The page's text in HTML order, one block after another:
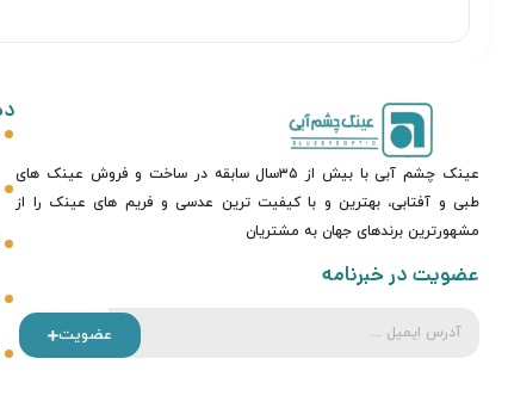
عینک چشم آبی با بیش از ۳۵سال سابقه در ساخت و فروش عینک های
طبی و آفتابی، بهترین و با کیفیت ترین عدسی و فریم های عینک را از
مشهورترین برندهای جهان به مشتریان
عضویت در خبرنامه
عضویت